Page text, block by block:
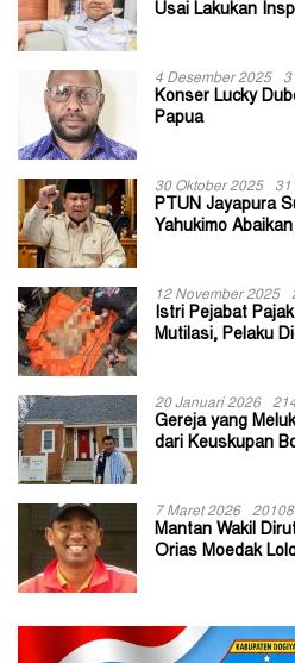
Usai Lakukan
4 Desember 2025
Konser Lucky
Papua
30 Oktober 2025
PTUN Jayapura
Yahukimo
12 November 2025
Istri Pejabat
Mutilasi, Pelaku
20 Januari 2026
Gereja yang
dari Keuskupan
7 Maret 2026
Mantan Wakil
Orias Moedak